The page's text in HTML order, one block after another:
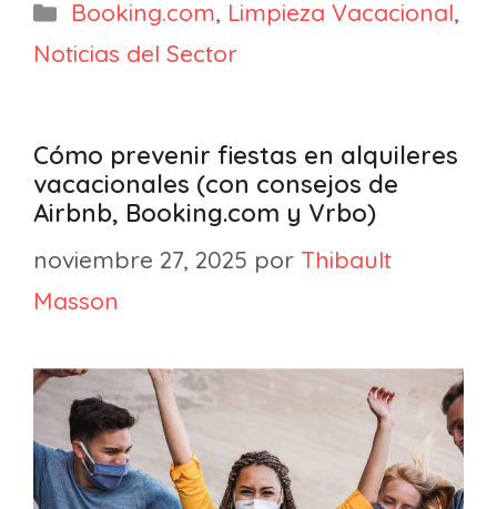
Categorías
Booking.com, Limpieza Vacacional,
Noticias del Sector
Cómo prevenir fiestas en alquileres
vacacionales (con consejos de
Airbnb, Booking.com y Vrbo)
noviembre 27, 2025 por Thibault
Masson